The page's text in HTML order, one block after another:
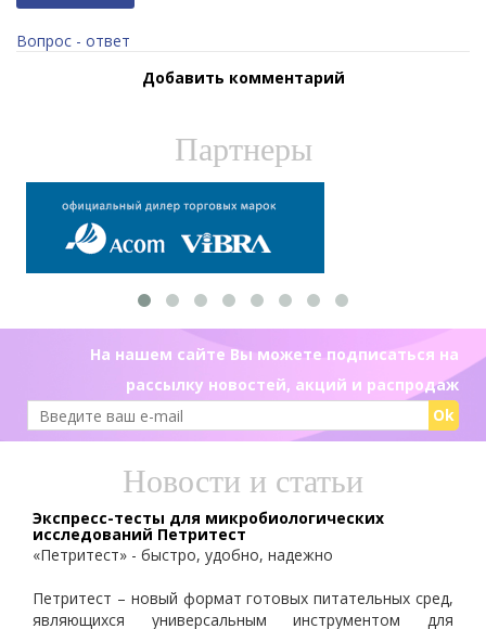
Вопрос - ответ
Добавить комментарий
Партнеры
На нашем сайте Вы можете подписаться на
рассылку новостей, акций и распродаж
Ok
Новости и статьи
Экспресс-тесты для микробиологических
исследований Петритест
«Петритест» - быстро, удобно, надежно
Петритест – новый формат готовых питательных сред,
являющихся универсальным инструментом для